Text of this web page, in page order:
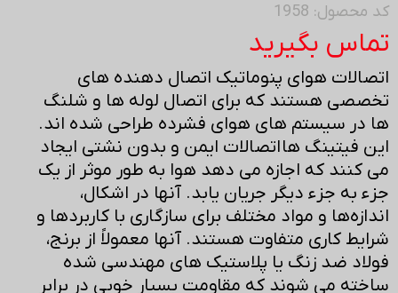
کد محصول: 1958
تماس بگیرید
اتصالات هوای پنوماتیک اتصال دهنده های
تخصصی هستند که برای اتصال لوله ها و شلنگ
ها در سیستم های هوای فشرده طراحی شده اند.
این فیتینگ ها اتصالات ایمن و بدون نشتی ایجاد
می کنند که اجازه می دهد هوا به طور موثر از یک
جزء به جزء دیگر جریان یابد. آنها در اشکال،
اندازه‌ها و مواد مختلف برای سازگاری با کاربردها و
شرایط کاری متفاوت هستند. آنها معمولاً از برنج،
فولاد ضد زنگ یا پلاستیک های مهندسی شده
ساخته می شوند که مقاومت بسیار خوبی در برابر